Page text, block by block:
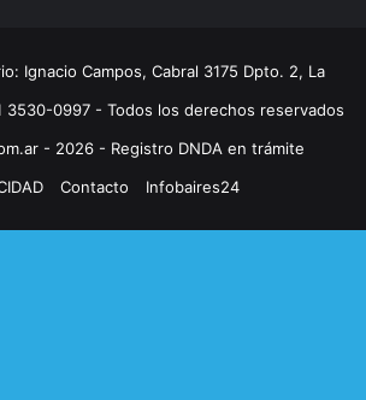
Ignacio Campos, Cabral 3175 Dpto. 2, La
3530-0997 - Todos los derechos reservados
- 2026 - Registro DNDA en trámite
Contacto Infobaires24